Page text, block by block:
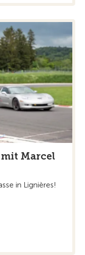
Marcel
in Lignières!